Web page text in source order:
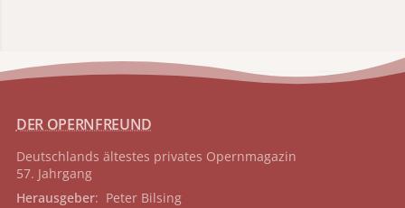
DER OPERNFREUND
Deutschlands ältestes privates Opernmagazin
57. Jahrgang
Herausgeber: Peter Bilsing